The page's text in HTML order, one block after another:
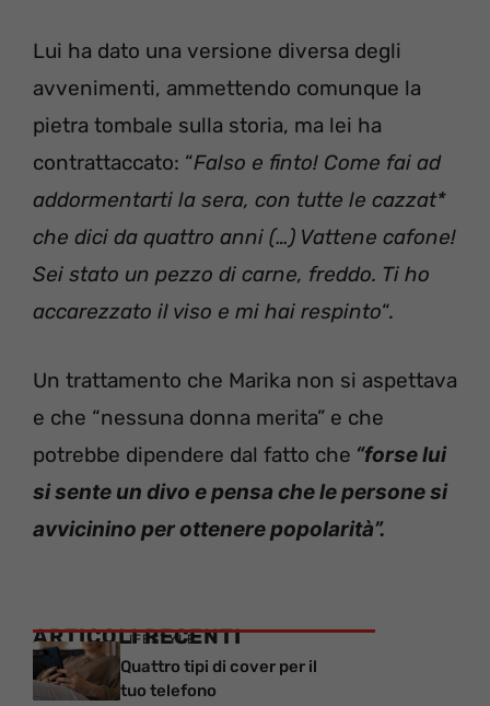
Lui ha dato una versione diversa degli
avvenimenti, ammettendo comunque la
pietra tombale sulla storia, ma lei ha
contrattaccato: “Falso e finto! Come fai ad
addormentarti la sera, con tutte le cazzat*
che dici da quattro anni (…) Vattene cafone!
Sei stato un pezzo di carne, freddo. Ti ho
accarezzato il viso e mi hai respinto“.
Un trattamento che Marika non si aspettava
e che “nessuna donna merita” e che
potrebbe dipendere dal fatto che “forse lui
si sente un divo e pensa che le persone si
avvicinino per ottenere popolarità”.
ARTICOLI RECENTI
LIFESTYLE
Quattro tipi di cover per il
tuo telefono